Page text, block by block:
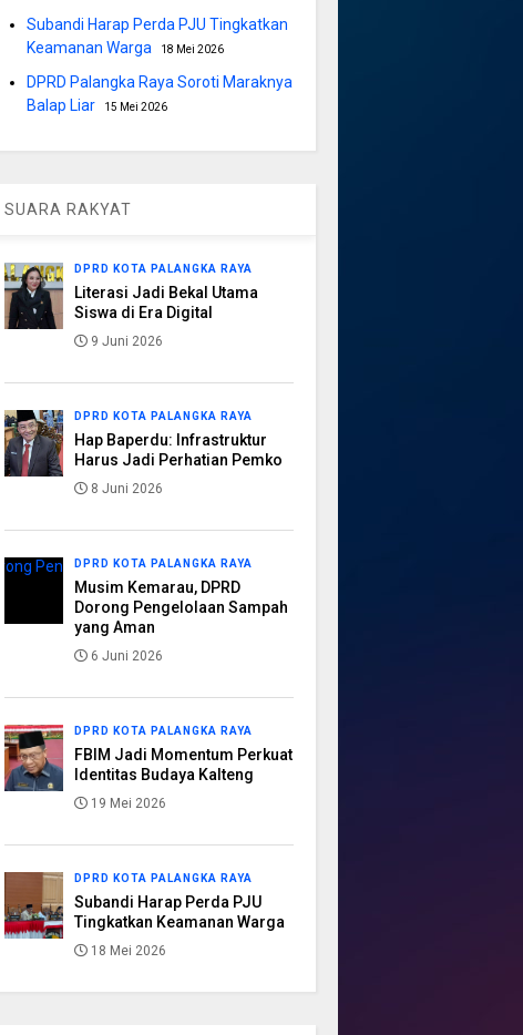
Subandi Harap Perda PJU Tingkatkan
Keamanan Warga
18 Mei 2026
DPRD Palangka Raya Soroti Maraknya
Balap Liar
15 Mei 2026
SUARA RAKYAT
DPRD KOTA PALANGKA RAYA
Literasi Jadi Bekal Utama
Siswa di Era Digital
9 Juni 2026
DPRD KOTA PALANGKA RAYA
Hap Baperdu: Infrastruktur
Harus Jadi Perhatian Pemko
8 Juni 2026
DPRD KOTA PALANGKA RAYA
Musim Kemarau, DPRD
Dorong Pengelolaan Sampah
yang Aman
6 Juni 2026
DPRD KOTA PALANGKA RAYA
FBIM Jadi Momentum Perkuat
Identitas Budaya Kalteng
19 Mei 2026
DPRD KOTA PALANGKA RAYA
Subandi Harap Perda PJU
Tingkatkan Keamanan Warga
18 Mei 2026